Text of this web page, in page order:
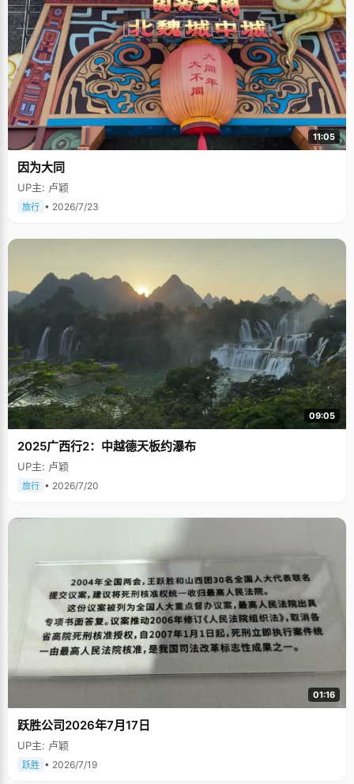
11:05
因为大同
UP主: 卢颖
旅行 • 2026/7/23
09:05
2025广西行2：中越德天板约瀑布
UP主: 卢颖
旅行 • 2026/7/20
01:16
跃胜公司2026年7月17日
UP主: 卢颖
跃胜 • 2026/7/19